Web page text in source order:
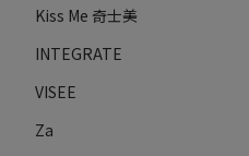
Kiss Me 奇士美
INTEGRATE
VISEE
Za